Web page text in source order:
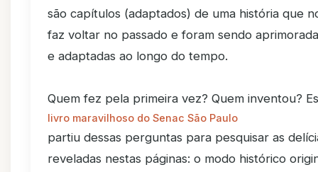
são capítulos (adaptados) de uma história que
faz voltar no passado e foram sendo
e adaptadas ao longo do tempo.
Quem fez pela primeira vez? Quem inventou?
livro maravilhoso do Senac São Paulo
partiu dessas perguntas para pesquisar as
reveladas nestas páginas: o modo histórico